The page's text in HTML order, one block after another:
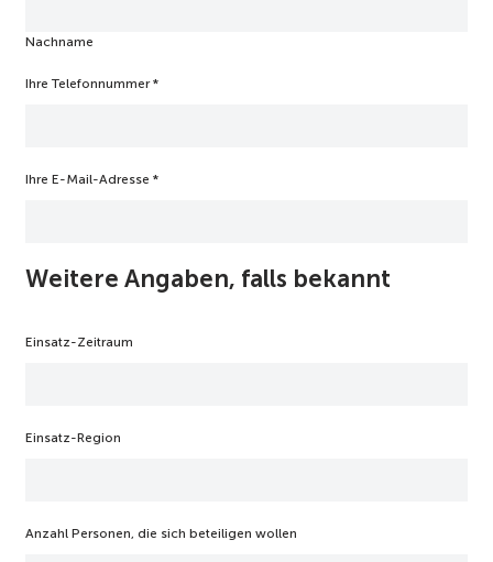
Nachname
Ihre Telefonnummer*
Ihre E-Mail-Adresse *
Weitere Angaben, falls bekannt
Einsatz-Zeitraum
Einsatz-Region
Anzahl Personen, die sich beteiligen wollen